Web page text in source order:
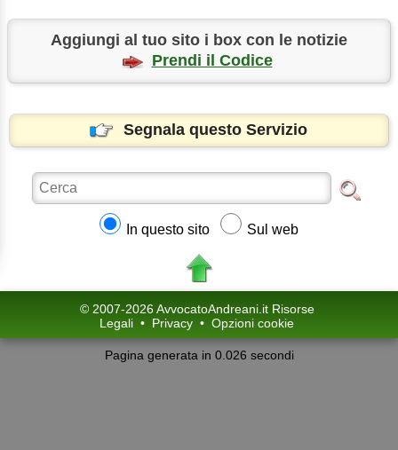
Aggiungi al tuo sito i box con le notizie
Prendi il Codice
Segnala questo Servizio
In questo sito Sul web
© 2007-2026 AvvocatoAndreani.it Risorse
Legali • Privacy • Opzioni cookie
Pagina generata in 0.026 secondi